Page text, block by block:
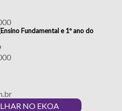
Fundamental e 1º ano do
NO EKOA